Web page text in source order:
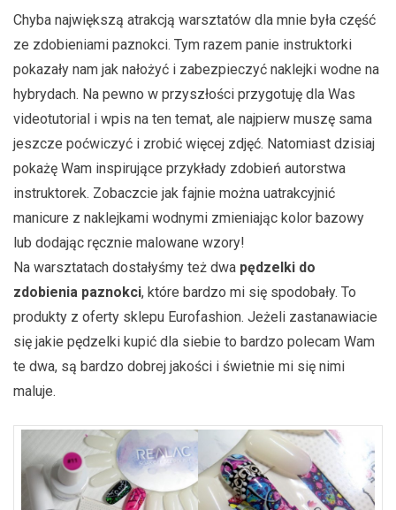
Chyba największą atrakcją warsztatów dla mnie była część
ze zdobieniami paznokci. Tym razem panie instruktorki
pokazały nam jak nałożyć i zabezpieczyć naklejki wodne na
hybrydach. Na pewno w przyszłości przygotuję dla Was
videotutorial i wpis na ten temat, ale najpierw muszę sama
jeszcze poćwiczyć i zrobić więcej zdjęć. Natomiast dzisiaj
pokażę Wam inspirujące przykłady zdobień autorstwa
instruktorek. Zobaczcie jak fajnie można uatrakcyjnić
manicure z naklejkami wodnymi zmieniając kolor bazowy
lub dodając ręcznie malowane wzory!
Na warsztatach dostałyśmy też dwa pędzelki do
zdobienia paznokci, które bardzo mi się spodobały. To
produkty z oferty sklepu Eurofashion. Jeżeli zastanawiacie
się jakie pędzelki kupić dla siebie to bardzo polecam Wam
te dwa, są bardzo dobrej jakości i świetnie mi się nimi
maluje.